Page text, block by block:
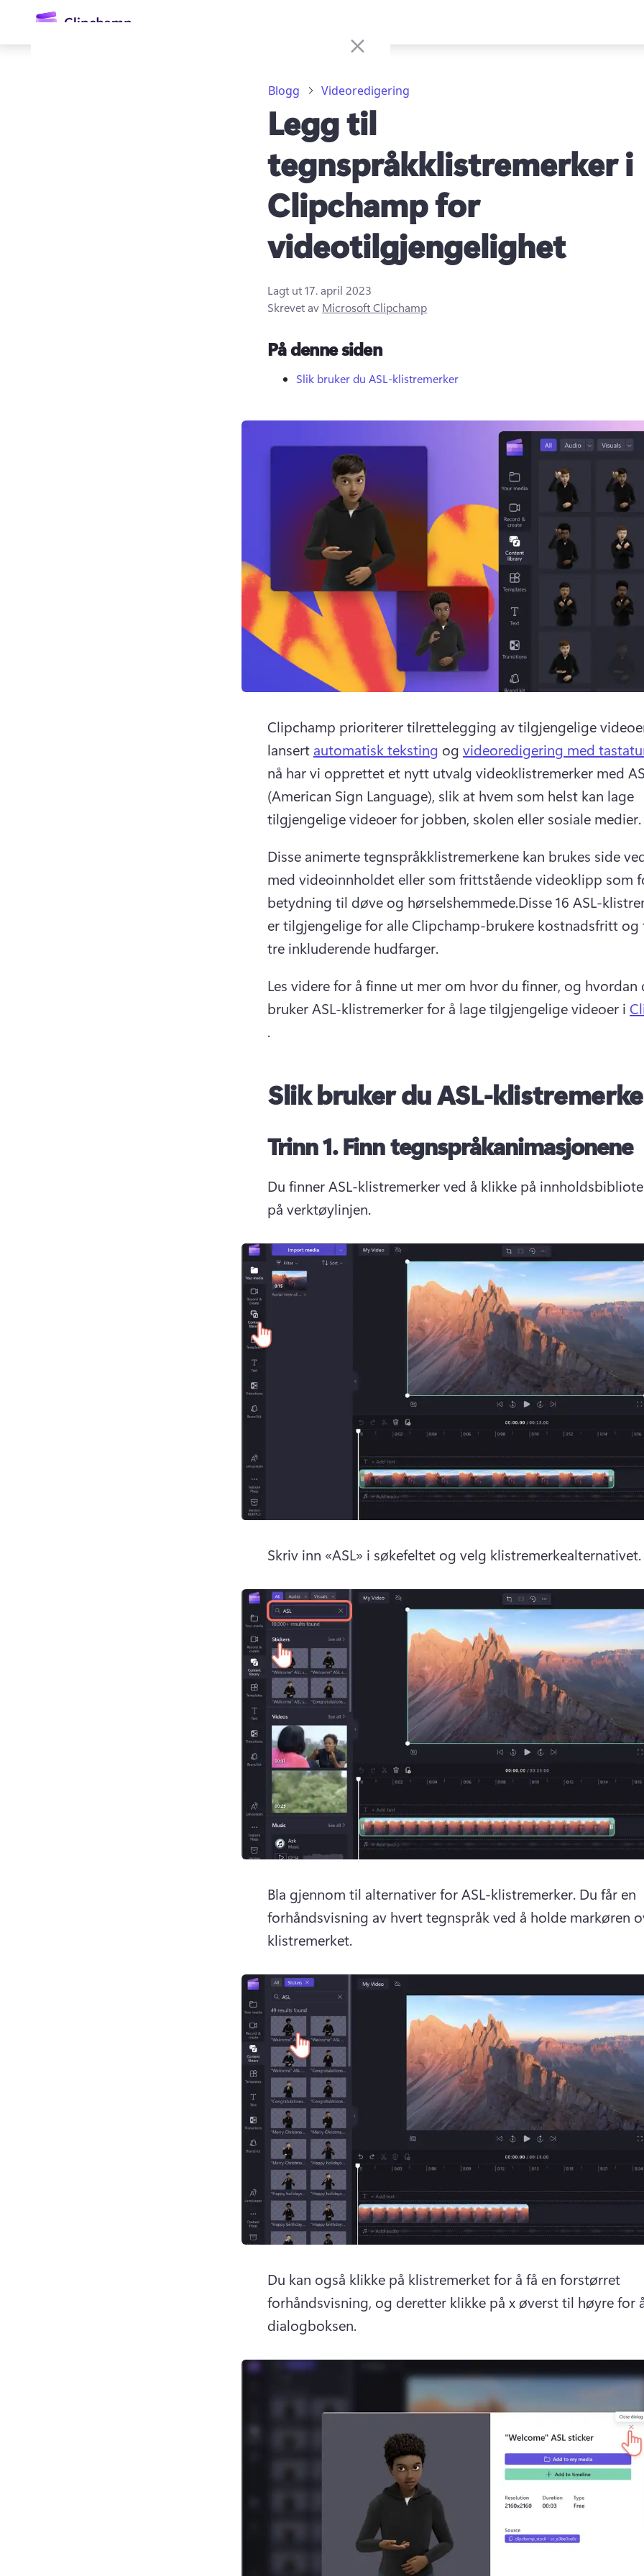
Blogg Videoredigering
Legg til
tegnspråkklistremerker i
Clipchamp for
videotilgjengelighet
Lagt ut17. april 2023
Skrevet av Microsoft Clipchamp
På denne siden
Slik bruker du ASL-klistremerker
Clipchamp prioriterer tilrettelegging av tilgjengelige
lansert automatisk teksting og videoredigering med
nå har vi opprettet et nytt utvalg videoklistremerker med
(American Sign Language), slik at hvem som helst kan lage
tilgjengelige videoer for jobben, skolen eller sosiale medier.
Disse animerte tegnspråkklistremerkene kan brukes side
med videoinnholdet eller som frittstående videoklipp som
betydning til døve og hørselshemmede.Disse 16 ASL-
er tilgjengelige for alle Clipchamp-brukere kostnadsfritt og
tre inkluderende hudfarger.
Les videre for å finne ut mer om hvor du finner, og hvordan
bruker ASL-klistremerker for å lage tilgjengelige videoer i
.
Slik bruker du ASL-
Trinn 1.Finn tegnspråkanimasjonene
Du finner ASL-klistremerker ved å klikke på
på verktøylinjen.
Skriv inn «ASL» i søkefeltet og velg klistremerkealternativet.
Bla gjennom til alternativer for ASL-klistremerker. Du får en
forhåndsvisning av hvert tegnspråk ved å holde markøren
klistremerket.
Du kan også klikke på klistremerket for å få en forstørret
forhåndsvisning, og deretter klikke på x øverst til høyre for
dialogboksen.